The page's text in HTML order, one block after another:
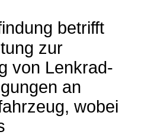
betrifft
zur
von Lenkrad-
an
wobei